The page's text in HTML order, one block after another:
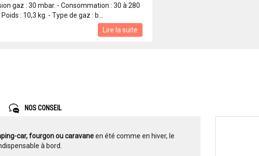
gaz : 30 mbar. - Consommation : 30 à 280
: 10,3 kg. - Type de gaz : b...
Lire la suite
NOS CONSEIL
car, fourgon ou caravaneen été comme en hiver, le
à bord.